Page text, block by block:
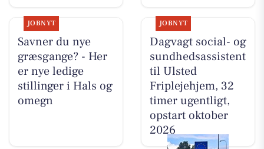
JOBNYT
Savner du nye
græsgange? - Her
er nye ledige
stillinger i Hals og
omegn
JOBNYT
Dagvagt social- og
sundhedsassistent
til Ulsted
Friplejehjem, 32
timer ugentligt,
opstart oktober
2026